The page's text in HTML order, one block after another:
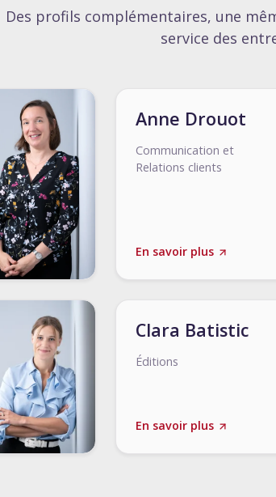
Des profils complémentaires, une
service des
Anne Drouot
Communication et
Relations clients
En savoir plus
Clara Batistic
Éditions
En savoir plus